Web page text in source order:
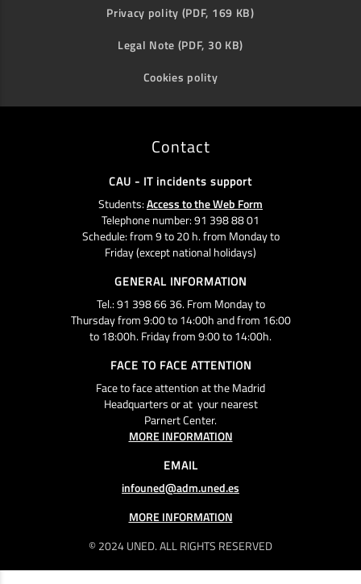
Privacy polity (PDF, 169 KB)
Legal Note (PDF, 30 KB)
Cookies polity
© 2024 UNED. ALL RIGHTS RESERVED
Contact
CAU - IT incidents support
Students:Access to the Web Form
Telephone number: 91 398 88 01
Schedule: from 9 to 20 h. from Monday to
Friday (except national holidays)
GENERAL INFORMATION
Tel.: 91 398 66 36. From Monday to
Thursday from 9:00 to 14:00h and from 16:00
to 18:00h. Friday from 9:00 to 14:00h.
FACE TO FACE ATTENTION
Face to face attention at the Madrid
Headquarters or at your nearest
Parnert Center.
MORE INFORMATION
EMAIL
infouned@adm.uned.es
MORE INFORMATION